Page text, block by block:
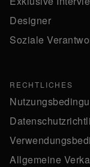
Designer
Soziale
RECHTLICHES
Allgemeine